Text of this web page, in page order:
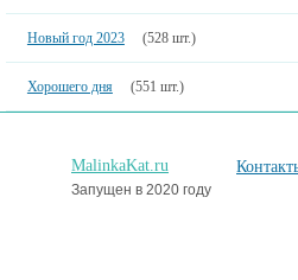
Новый год 2023 (528 шт.)
Хорошего дня (551 шт.)
MalinkaKat.ru
Запущен в 2020 году